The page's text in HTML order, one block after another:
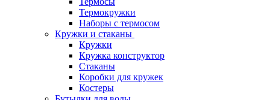
Термокружки
Наборы с термосом
Кружки и стаканы
Кружки
Кружка конструктор
Стаканы
Коробки для кружек
Костеры